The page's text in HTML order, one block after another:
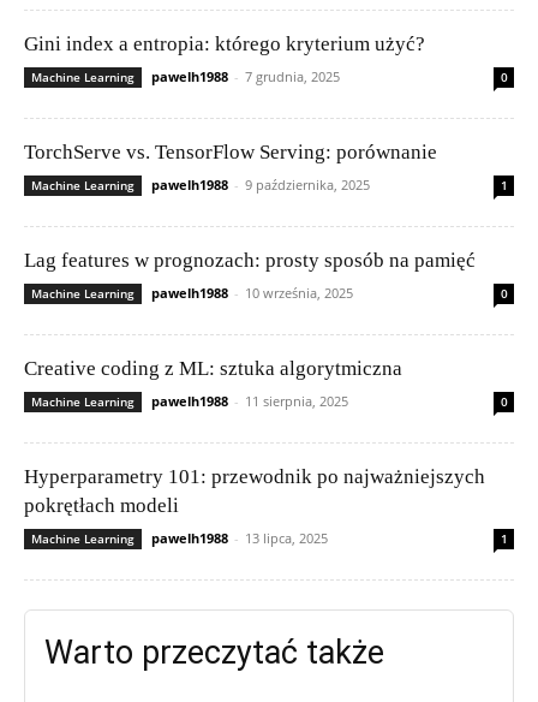
Gini index a entropia: którego kryterium użyć?
Machine Learning pawelh1988 - 7 grudnia, 2025 0
TorchServe vs. TensorFlow Serving: porównanie
Machine Learning pawelh1988 - 9 października, 2025 1
Lag features w prognozach: prosty sposób na pamięć
Machine Learning pawelh1988 - 10 września, 2025 0
Cre­ative coding z ML: sztuka algorytmiczna
Machine Learning pawelh1988 - 11 sierpnia, 2025 0
Hyperparametry 101: przewodnik po najważniejszych
pokrętłach modeli
Machine Learning pawelh1988 - 13 lipca, 2025 1
Warto przeczytać także